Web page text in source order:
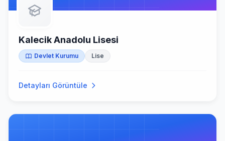
Kalecik Anadolu Lisesi
Devlet Kurumu Lise
Detayları Görüntüle